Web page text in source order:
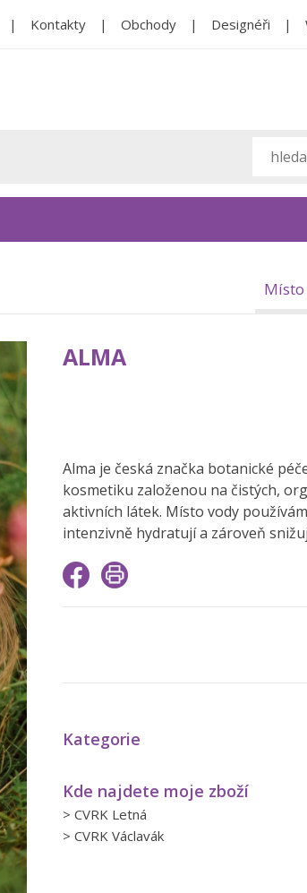
Kontakty Obchody Designéři
ALMA
Alma je česká značka botanické
kosmetiku založenou na čistých,
aktivních látek. Místo vody
intenzivně hydratují a zároveň
Kategorie
Kde najdete moje zboží
> CVRK Letná
> CVRK Václavák